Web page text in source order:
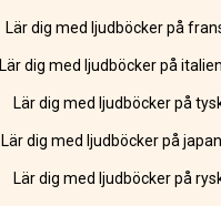
Lär dig med ljudböcker på
Lär dig med ljudböcker på
Lär dig med ljudböcker på
Lär dig med ljudböcker på
Lär dig med ljudböcker på